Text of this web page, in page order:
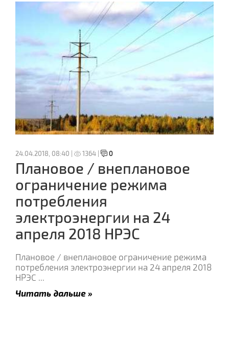
24.04.2018, 08:40 | 1364 | 0
Плановое / внеплановое
ограничение режима
потребления
электроэнергии на 24
апреля 2018 НРЭС
Плановое / внеплановое ограничение режима
потребления электроэнергии на 24 апреля 2018
НРЭС ...
Читать дальше »